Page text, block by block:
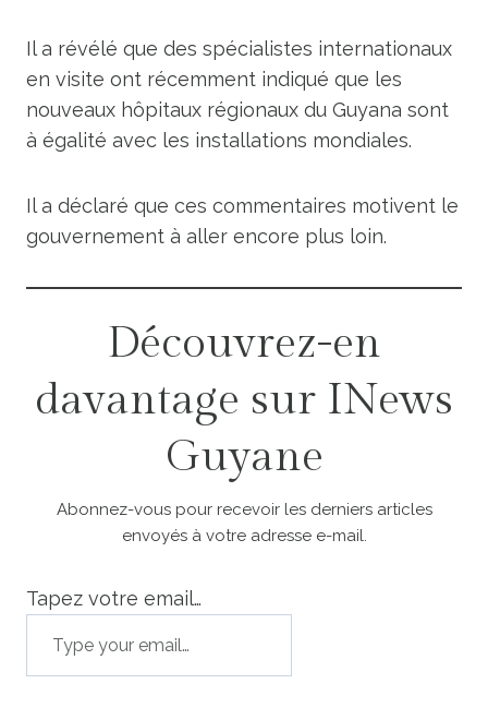
Il a révélé que des spécialistes internationaux
en visite ont récemment indiqué que les
nouveaux hôpitaux régionaux du Guyana sont
à égalité avec les installations mondiales.
Il a déclaré que ces commentaires motivent le
gouvernement à aller encore plus loin.
Découvrez-en
davantage sur INews
Guyane
Abonnez-vous pour recevoir les derniers articles
envoyés à votre adresse e-mail.
Tapez votre email…